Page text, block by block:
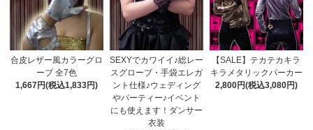
合皮レザー風カラーグロ
ーブ 全7色
1,667円(税込1,833円)
SEXYでカワイイ♪総レー
スグローブ・手袋エレガ
ント仕様♪ウェディング
やパーティー♪イベント
にも使えます！ダンサー
衣装
【SALE】テカテカキラ
キラメタリックパーカー
2,800円(税込3,080円)